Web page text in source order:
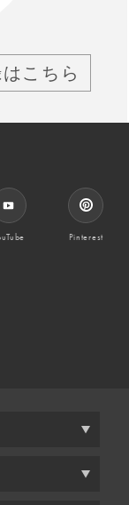
こちら
Pinterest